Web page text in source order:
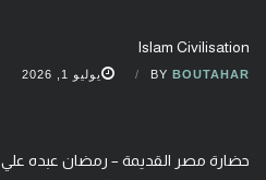
Islam Civilisation
BY BOUTAHAR يوليو 1, 2026
حضارة مصر القديمة – رمضان عبده علي